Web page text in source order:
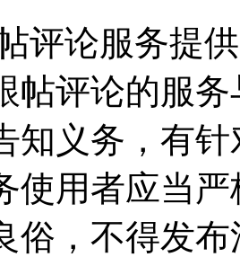
评论服务提
帖评论的服
知义务，有
使用者应当
俗，不得发